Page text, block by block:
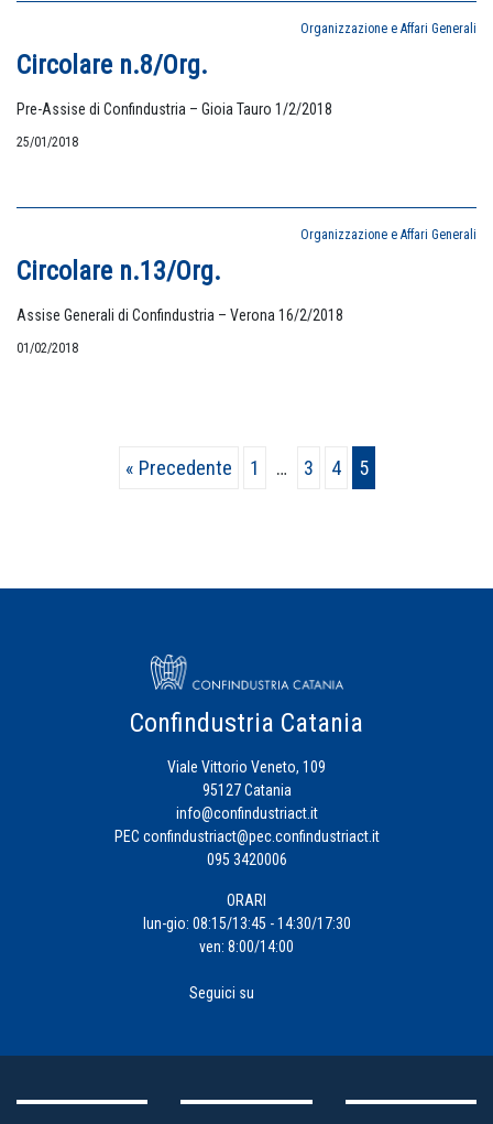
Organizzazione e Affari Generali
Circolare n.8/Org.
Pre-Assise di Confindustria – Gioia Tauro 1/2/2018
25/01/2018
Organizzazione e Affari Generali
Circolare n.13/Org.
Assise Generali di Confindustria – Verona 16/2/2018
01/02/2018
« Precedente Pagina
1 … Pagina
3 Pagina
4 Pagina
5
Confindustria Catania
Viale Vittorio Veneto, 109
95127 Catania
info@confindustriact.it
PEC confindustriact@pec.confindustriact.it
095 3420006
ORARI
lun-gio: 08:15/13:45 - 14:30/17:30
ven: 8:00/14:00
Seguici su